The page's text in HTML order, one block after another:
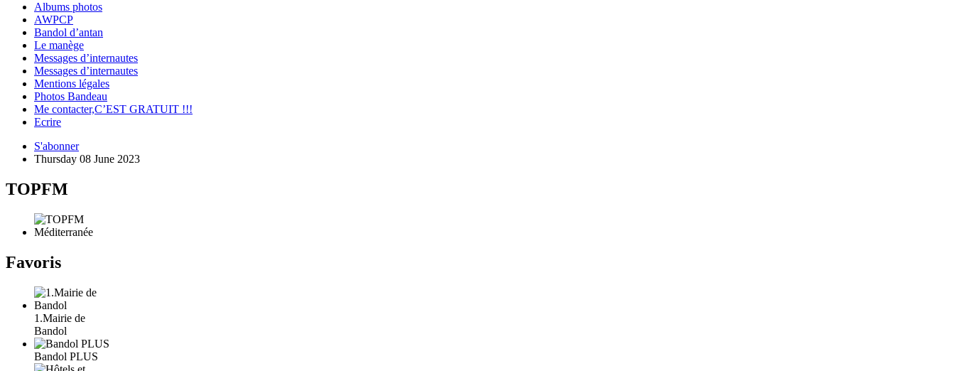
Albums photos
AWPCP
Bandol d’antan
Le manège
Messages d’internautes
Messages d’internautes
Mentions légales
Photos Bandeau
Me contacter,C’EST GRATUIT !!!
Ecrire
S'abonner
Thursday 08 June 2023
TOPFM
Favoris
1.Mairie de
Bandol
Bandol PLUS